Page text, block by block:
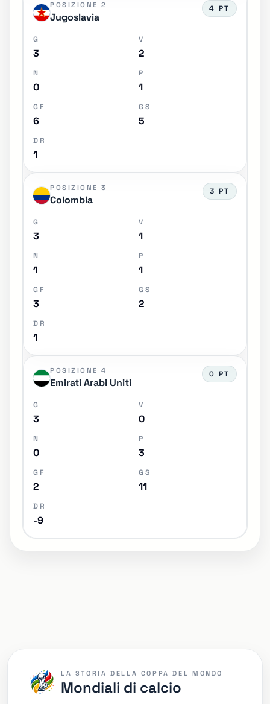
POSIZIONE 2
Jugoslavia
4 PT
G
3
V
2
N
0
P
1
GF
6
GS
5
DR
1
POSIZIONE 3
Colombia
3 PT
G
3
V
1
N
1
P
1
GF
3
GS
2
DR
1
POSIZIONE 4
Emirati Arabi Uniti
0 PT
G
3
V
0
N
0
P
3
GF
2
GS
11
DR
-9
LA STORIA DELLA COPPA DEL MONDO
Mondiali di calcio